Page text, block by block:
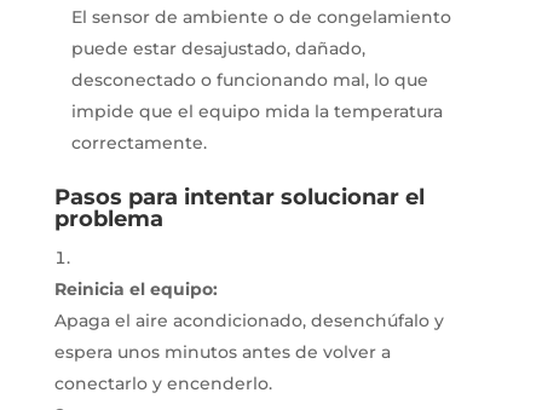
El sensor de ambiente o de congelamiento
puede estar desajustado, dañado,
desconectado o funcionando mal, lo que
impide que el equipo mida la temperatura
correctamente.
Pasos para intentar solucionar el
problema
Reinicia el equipo:
Apaga el aire acondicionado, desenchúfalo y
espera unos minutos antes de volver a
conectarlo y encenderlo.